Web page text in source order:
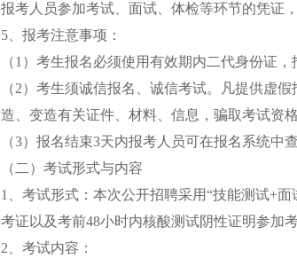
报考人员参加考试、面试、体检等环节的凭证，
5、报考注意事项：
（1）考生报名必须使用有效期内二代身份证
（2）考生须诚信报名、诚信考试。凡提供虚
造、变造有关证件、材料、信息，骗取考试资
（3）报名结束3天内报考人员可在报名系统中
（二）考试形式与内容
1、考试形式：本次公开招聘采用“技能测试+
考证以及考前48小时内核酸测试阴性证明参加考
2、考试内容：